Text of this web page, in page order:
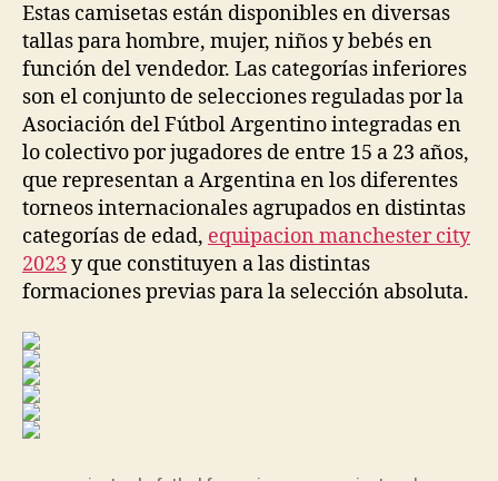
Estas camisetas están disponibles en diversas
tallas para hombre, mujer, niños y bebés en
función del vendedor. Las categorías inferiores
son el conjunto de selecciones reguladas por la
Asociación del Fútbol Argentino integradas en
lo colectivo por jugadores de entre 15 a 23 años,
que representan a Argentina en los diferentes
torneos internacionales agrupados en distintas
categorías de edad, equipacion manchester city
2023 y que constituyen a las distintas
formaciones previas para la selección absoluta.